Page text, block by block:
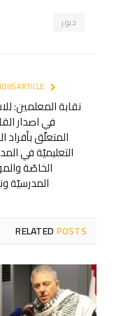
دبور
نقابة المعلمين:
في اصدار
المتعلّق بأفراد
التعليميّة في
الخاصّة
المدرسيّة
RELATEDPOSTS